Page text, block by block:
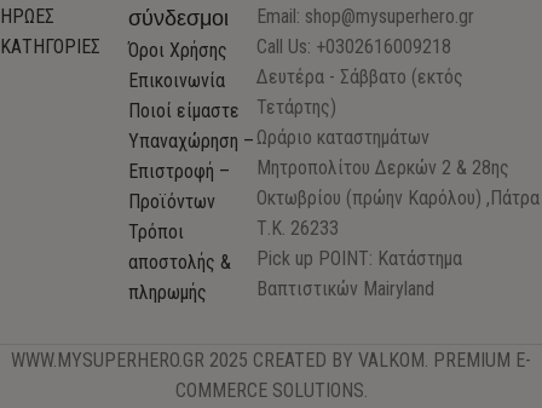
ΗΡΩΕΣ
ΚΑΤΗΓΟΡΙΕΣ
σύνδεσμοι
Όροι Χρήσης
Επικοινωνία
Ποιοί είμαστε
Υπαναχώρηση –
Επιστροφή –
Προϊόντων
Τρόποι
αποστολής &
πληρωμής
Email: shop@mysuperhero.gr
Call Us: +0302616009218
Δευτέρα - Σάββατο (εκτός
Τετάρτης)
Ωράριο καταστημάτων
Μητροπολίτου Δερκών 2 & 28ης
Οκτωβρίου (πρώην Καρόλου) ,Πάτρα
Τ.Κ. 26233
Pick up POINT: Κατάστημα
Βαπτιστικών Mairyland
WWW.MYSUPERHERO.GR 2025 CREATED BY VALKOM. PREMIUM E-
COMMERCE SOLUTIONS.